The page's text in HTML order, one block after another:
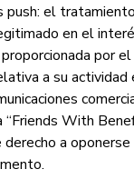
push: el
en el
por
a su
“Friends With
a